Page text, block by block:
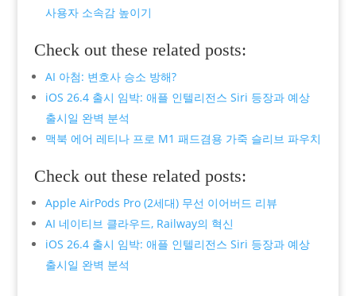
사용자 소속감 높이기
Check out these related posts:
AI 아첨: 변호사 승소 방해?
iOS 26.4 출시 임박: 애플 인텔리전스 Siri 등장과 예상
출시일 완벽 분석
맥북 에어 레티나 프로 M1 패드겸용 가죽 슬리브 파우치
Check out these related posts:
Apple AirPods Pro (2세대) 무선 이어버드 리뷰
AI 네이티브 클라우드, Railway의 혁신
iOS 26.4 출시 임박: 애플 인텔리전스 Siri 등장과 예상
출시일 완벽 분석